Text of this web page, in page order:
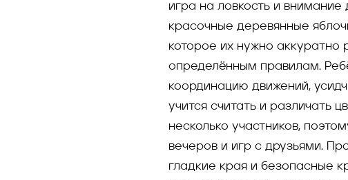
игра на ловкость и
красочные деревянные
которое их нужно
определённым правилам.
координацию движений,
учится считать и различать
несколько участников,
вечеров и игр с друзьями.
гладкие края и безопасные